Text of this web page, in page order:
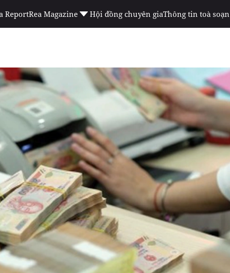
ReportRea Magazine Hội đồng chuyên giaThông tin toà soạn